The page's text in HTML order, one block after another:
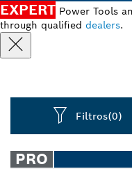
EXPERT Power Tools
through qualified dealers.
Filtros(0)
PRO